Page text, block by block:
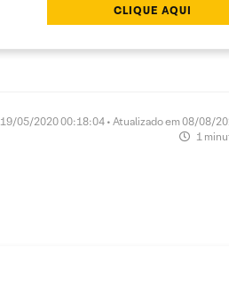
CLIQUE AQUI
19/05/2020 00:18:04 • Atualizado em 08/08/
1